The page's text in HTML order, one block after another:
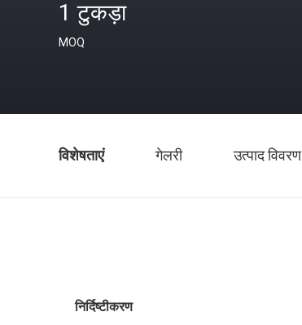
1 टुकड़ा
MOQ
विशेषताएं गेलरी उत्पाद विवरण
निर्दिष्टीकरण